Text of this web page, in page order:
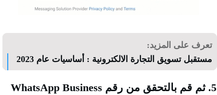
على المزيد:
تسويق التجارة الالكترونية : أساسيات عام 2023
5. ثم قم بالتحقق من رقم WhatsApp Business